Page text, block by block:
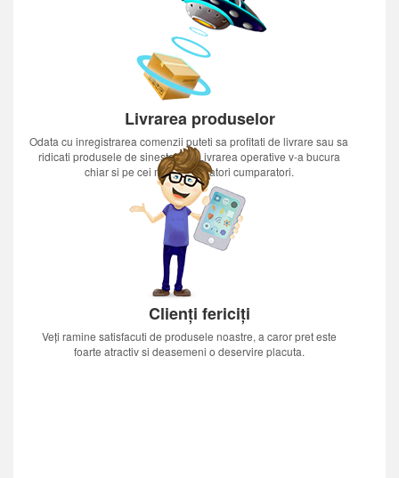
Livrarea produselor
Odata cu inregistrarea comenzii puteti sa profitati de livrare sau sa
ridicati produsele de sinestatator.Livrarea operative v-a bucura
chiar si pe cei mai nerabdatori cumparatori.
Clienți fericiți
Veți ramine satisfacuti de produsele noastre, a caror pret este
foarte atractiv si deasemeni o deservire placuta.